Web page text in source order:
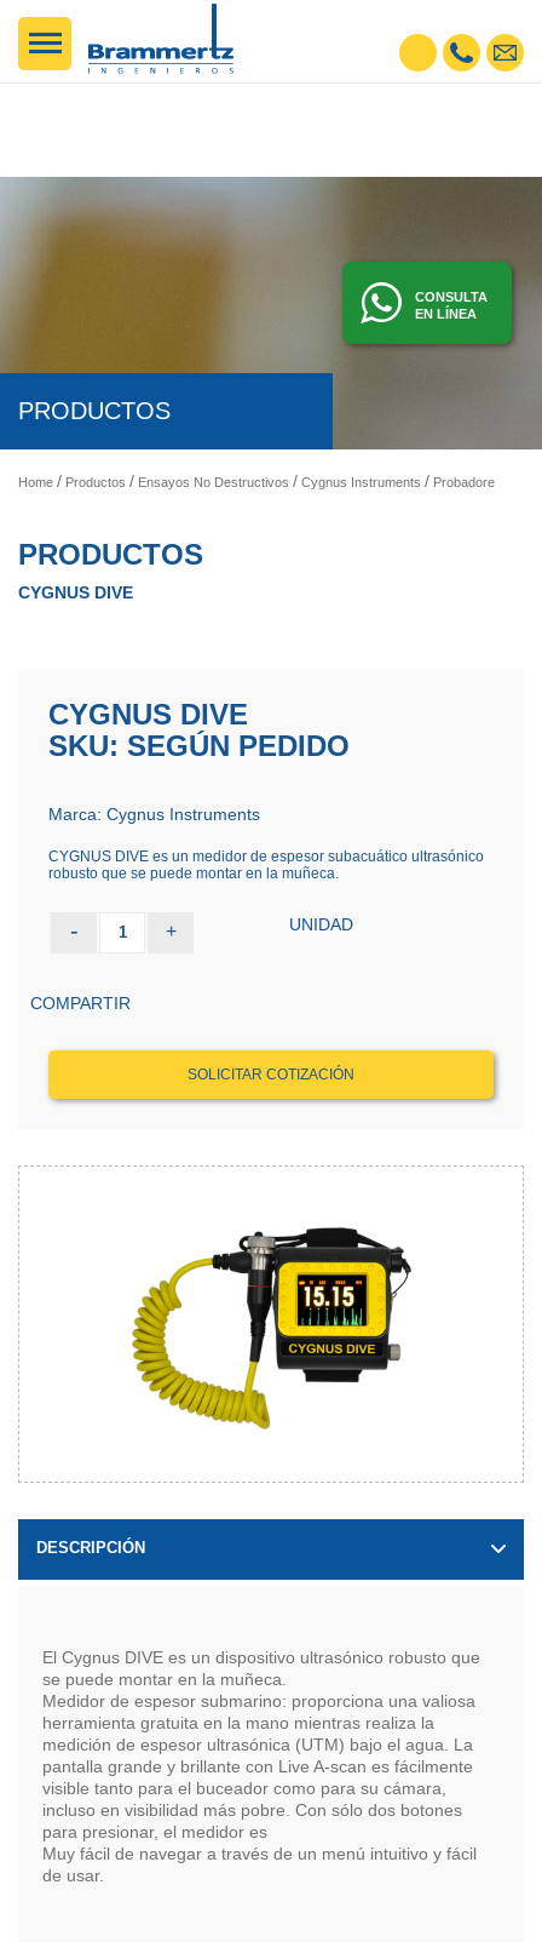
CONSULTA
EN LÍNEA
PRODUCTOS
Home Productos Ensayos No Destructivos Cygnus Instruments Probadores de espesor ultrasónicos
PRODUCTOS
CYGNUS DIVE
CYGNUS DIVE
SKU: SEGÚN PEDIDO
Marca: Cygnus Instruments
CYGNUS DIVE es un medidor de espesor subacuático ultrasónico
robusto que se puede montar en la muñeca.
- 1 + UNIDAD
COMPARTIR
SOLICITAR COTIZACIÓN
DESCRIPCIÓN
El Cygnus DIVE es un dispositivo ultrasónico robusto que
se puede montar en la muñeca.
Medidor de espesor submarino: proporciona una valiosa
herramienta gratuita en la mano mientras realiza la
medición de espesor ultrasónica (UTM) bajo el agua. La
pantalla grande y brillante con Live A-scan es fácilmente
visible tanto para el buceador como para su cámara,
incluso en visibilidad más pobre. Con sólo dos botones
para presionar, el medidor es
Muy fácil de navegar a través de un menú intuitivo y fácil
de usar.